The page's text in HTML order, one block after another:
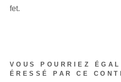
fet.
VOUS POURRIEZ
ÉRESSÉ PAR CE